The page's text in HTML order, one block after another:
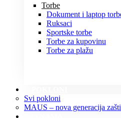
Torbe
Dokument i laptop
Ruksaci
Sportske torbe
Torbe za kupovinu
Torbe za plažu
Svi pokloni
MAUS – nova generacija